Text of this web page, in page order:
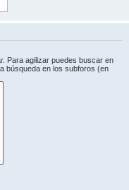
Para agilizar puedes buscar en
búsqueda en los subforos (en